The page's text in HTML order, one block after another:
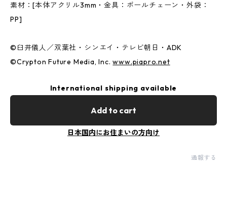
素材：[本体アクリル3mm・金具：ボールチェーン・外袋：
PP]
©︎臼井儀人／双葉社・シンエイ・テレビ朝日・ADK
©︎Crypton Future Media, Inc.www.piapro.net
International shipping available
Add to cart
日本国内にお住まいの方向け
通報する